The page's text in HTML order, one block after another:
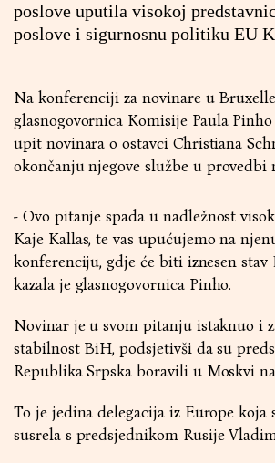
poslove uputila visokoj
poslove i sigurnosnu politiku EU
Na konferenciji za novinare u
glasnogovornica Komisije Paula
upit novinara o ostavci Christiana
okončanju njegove službe u
- Ovo pitanje spada u nadležnost
Kaje Kallas, te vas upućujemo na
konferenciju, gdje će biti iznesen stav
kazala je glasnogovornica Pinho.
Novinar je u svom pitanju istaknuo i
stabilnost BiH, podsjetivši da su
Republika Srpska boravili u Moskvi
To je jedina delegacija iz Europe
susrela s predsjednikom Rusije